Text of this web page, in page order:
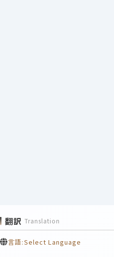
翻訳 Translation
言語:Select Language